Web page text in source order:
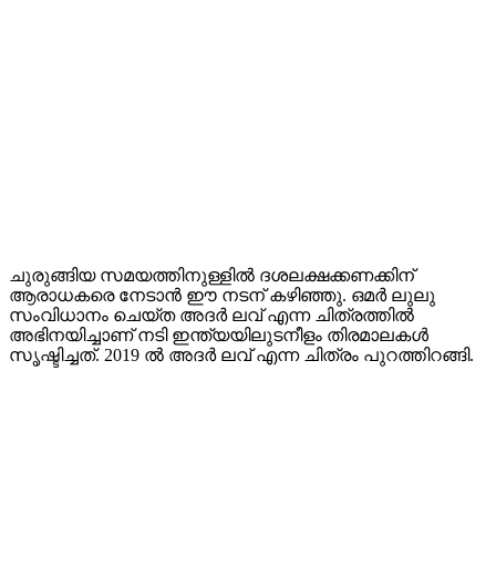
ചുരുങ്ങിയ സമയത്തിനുള്ളിൽ ദശലക്ഷക്കണക്കിന്
ആരാധകരെ നേടാൻ ഈ നടന് കഴിഞ്ഞു. ഒമർ ലുലു
സംവിധാനം ചെയ്ത അദർ ലവ് എന്ന ചിത്രത്തിൽ
അഭിനയിച്ചാണ് നടി ഇന്ത്യയിലുടനീളം തിരമാലകൾ
സൃഷ്ടിച്ചത്. 2019 ൽ അദർ ലവ് എന്ന ചിത്രം പുറത്തിറങ്ങി.